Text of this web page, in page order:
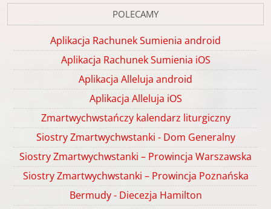
POLECAMY
Aplikacja Rachunek Sumienia android
Aplikacja Rachunek Sumienia iOS
Aplikacja Alleluja android
Aplikacja Alleluja iOS
Zmartwychwstańczy kalendarz liturgiczny
Siostry Zmartwychwstanki - Dom Generalny
Siostry Zmartwychwstanki – Prowincja Warszawska
Siostry Zmartwychwstanki – Prowincja Poznańska
Bermudy - Diecezja Hamilton